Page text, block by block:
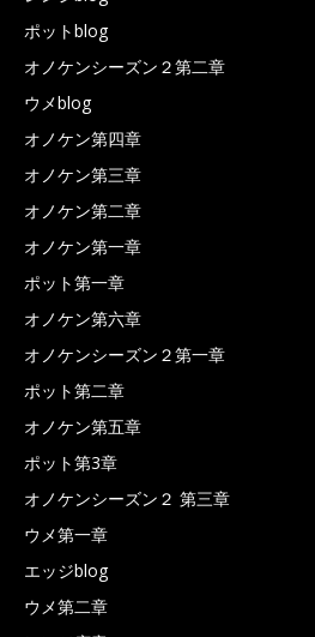
ポットblog
オノケンシーズン２第二章
ウメblog
オノケン第四章
オノケン第三章
オノケン第二章
オノケン第一章
ポット第一章
オノケン第六章
オノケンシーズン２第一章
ポット第二章
オノケン第五章
ポット第3章
オノケンシーズン２ 第三章
ウメ第一章
エッジblog
ウメ第二章